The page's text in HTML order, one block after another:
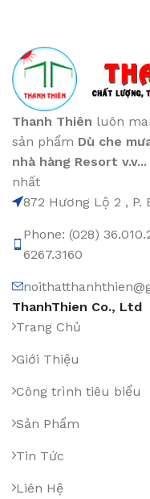
Thanh Thiên luôn
sản phẩm Dù che
nhà hàng Resort v.v...
nhất
872 Hương Lộ 2 , P.
Phone: (028)
6267.3160
ThanhThien Co., Ltd
Trang Chủ
Giới Thiệu
Công trình tiêu biểu
Sản Phẩm
Tin Tức
Liên Hệ